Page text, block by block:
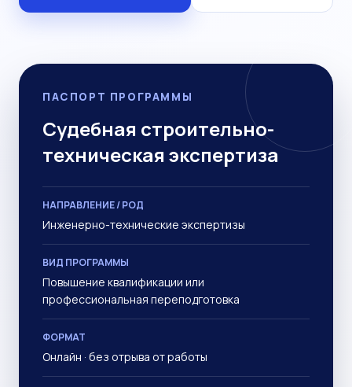
ПАСПОРТ ПРОГРАММЫ
Судебная строительно-
техническая экспертиза
НАПРАВЛЕНИЕ / РОД
Инженерно-технические экспертизы
ВИД ПРОГРАММЫ
Повышение квалификации или
профессиональная переподготовка
ФОРМАТ
Онлайн · без отрыва от работы